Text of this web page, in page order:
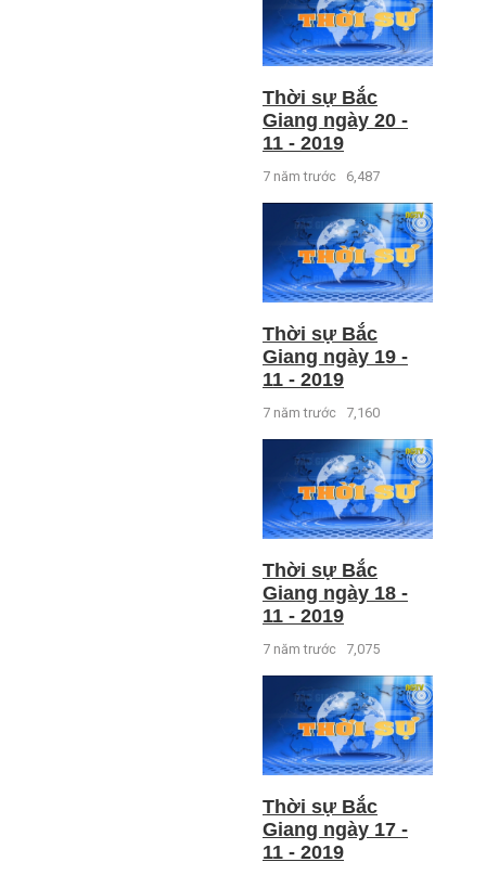
Thời sự Bắc
Giang ngày 20 -
11 - 2019
7 năm trước 6,487
Thời sự Bắc
Giang ngày 19 -
11 - 2019
7 năm trước 7,160
Thời sự Bắc
Giang ngày 18 -
11 - 2019
7 năm trước 7,075
Thời sự Bắc
Giang ngày 17 -
11 - 2019